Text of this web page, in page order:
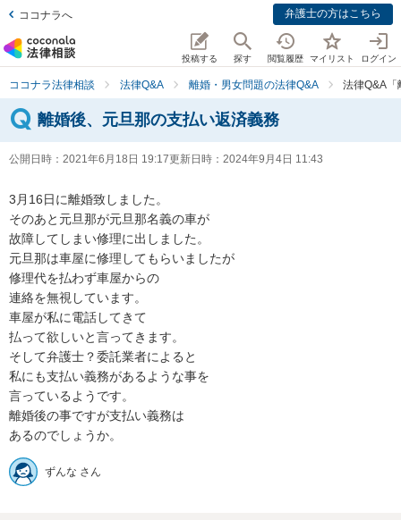
ココナラへ 弁護士の方はこちら
投稿する 探す 閲覧履歴 マイリスト ログイン
ココナラ法律相談 法律Q&A 離婚・男女問題の法律Q&A 法律Q&A「
離婚後、元旦那の支払い返済義務
公開日時： 2021年6月18日 19:17更新日時： 2024年9月4日 11:43
3月16日に離婚致しました。
そのあと元旦那が元旦那名義の車が
故障してしまい修理に出しました。
元旦那は車屋に修理してもらいましたが
修理代を払わず車屋からの
連絡を無視しています。
車屋が私に電話してきて
払って欲しいと言ってきます。
そして弁護士？委託業者によると
私にも支払い義務があるような事を
言っているようです。
離婚後の事ですが支払い義務は
あるのでしょうか。
ずんな さん